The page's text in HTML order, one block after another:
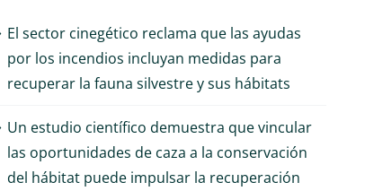
El sector cinegético reclama que las ayudas
por los incendios incluyan medidas para
recuperar la fauna silvestre y sus hábitats
Un estudio científico demuestra que vincular
las oportunidades de caza a la conservación
del hábitat puede impulsar la recuperación